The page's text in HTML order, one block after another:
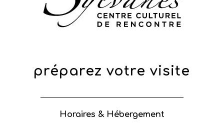
préparez votre visite
Horaires & Hébergement